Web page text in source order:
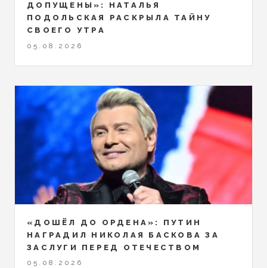
ДОПУЩЕНЫ»: НАТАЛЬЯ
ПОДОЛЬСКАЯ РАСКРЫЛА ТАЙНУ
СВОЕГО УТРА
05.08.2026
«ДОШЁЛ ДО ОРДЕНА»: ПУТИН
НАГРАДИЛ НИКОЛАЯ БАСКОВА ЗА
ЗАСЛУГИ ПЕРЕД ОТЕЧЕСТВОМ
05.08.2026